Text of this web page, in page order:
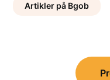
Artikler på Bgob